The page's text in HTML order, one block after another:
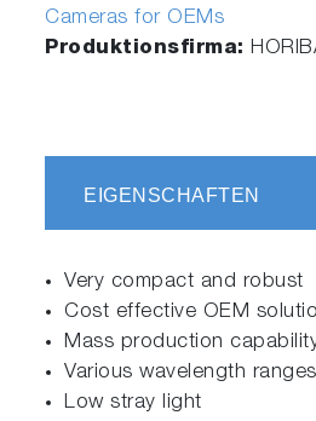
Cameras for OEMs
Produktionsfirma:
EIGENSCHAFTEN
Very compact and robust
Cost effective OEM
Mass production
Various wavelength
Low stray light